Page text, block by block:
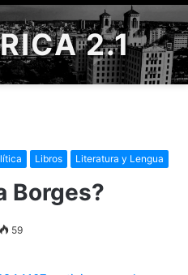
2.1
Libros Literatura y Lengua
Borges?
59